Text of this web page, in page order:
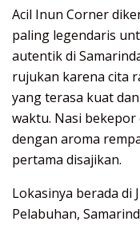
Acil Inun Corner
paling legendaris
autentik di
rujukan karena cita
yang terasa kuat
waktu. Nasi
dengan aroma
pertama disajikan.
Lokasinya berada di
Pelabuhan,